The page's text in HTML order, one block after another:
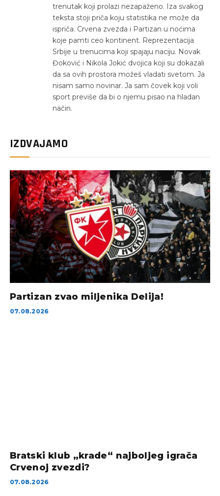
trenutak koji prolazi nezapaženo. Iza svakog
teksta stoji priča koju statistika ne može da
ispriča. Crvena zvezda i Partizan u noćima
koje pamti ceo kontinent. Reprezentacija
Srbije u trenucima koji spajaju naciju. Novak
Đoković i Nikola Jokić dvojica koji su dokazali
da sa ovih prostora možeš vladati svetom. Ja
nisam samo novinar. Ja sam čovek koji voli
sport previše da bi o njemu pisao na hladan
način.
IZDVAJAMO
Partizan zvao miljenika Delija!
07.08.2026
Bratski klub „krade“ najboljeg igrača
Crvenoj zvezdi?
07.08.2026